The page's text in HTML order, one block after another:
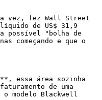
vez, fez Wall Street
de US$ 31,9
possível "bolha de
começando e que o
essa área sozinha
de uma
modelo Blackwell